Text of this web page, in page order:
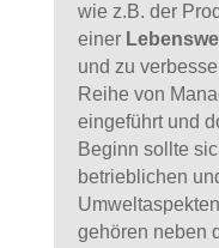
wie z.B. der
einer
und zu
Reihe von
eingeführt und
Beginn sollte
betrieblichen
gehören neben